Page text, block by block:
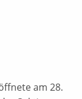
am 28.